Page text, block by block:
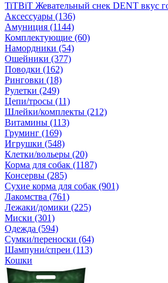
TiTBiT Жевательный снек DENT вкус
Аксессуары (136)
Амуниция (1144)
Комплектующие (60)
Намордники (54)
Ошейники (377)
Поводки (162)
Ринговки (18)
Рулетки (249)
Цепи/тросы (11)
Шлейки/комплекты (212)
Витамины (113)
Груминг (169)
Игрушки (548)
Клетки/вольеры (20)
Корма для собак (1187)
Консервы (285)
Сухие корма для собак (901)
Лакомства (761)
Лежаки/домики (225)
Миски (301)
Одежда (594)
Сумки/переноски (64)
Шампуни/спреи (113)
Кошки